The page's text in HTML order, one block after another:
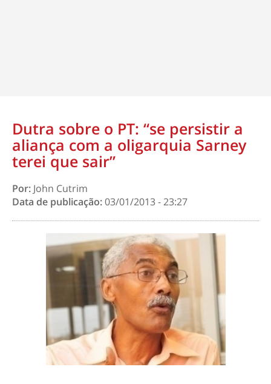
Dutra sobre o PT: “se persistir a
aliança com a oligarquia Sarney
terei que sair”
Por: John Cutrim
Data de publicação:03/01/2013 - 23:27